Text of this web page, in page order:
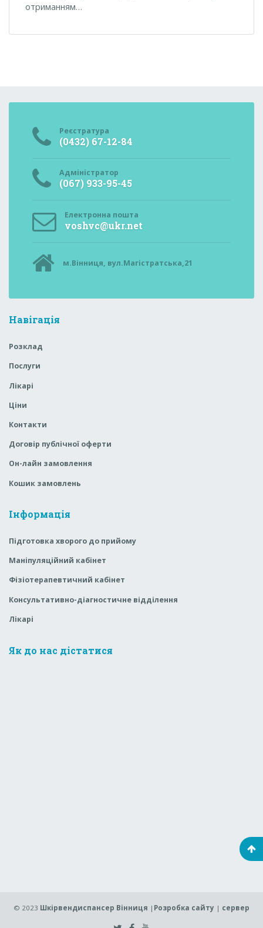
отриманням…
Реєстратура
(0432) 67-12-84
Адміністратор
(067) 933-95-45
Електронна пошта
voshvc@ukr.net
м.Вінниця, вул.Магістратська,21
Навігація
Розклад
Послуги
Лікарі
Ціни
Контакти
Договір публічної оферти
Он-лайн замовлення
Кошик замовлень
Інформація
Підготовка хворого до прийому
Маніпуляційний кабінет
Фізіотерапевтичний кабінет
Консультативно-діагностичне відділення
Лікарі
Як до нас дістатися
© 2023 Шкірвендиспансер Вінниця | Розробка сайту | сервер